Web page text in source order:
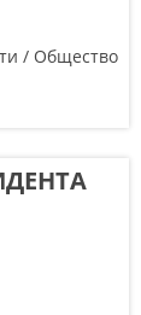
/ Общество